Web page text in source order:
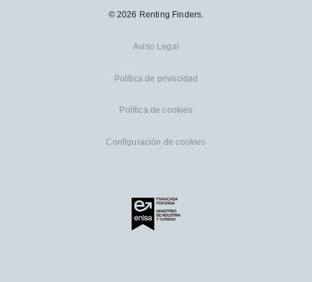
© 2026 Renting Finders.
Aviso Legal
Política de privacidad
Política de cookies
Configuración de cookies